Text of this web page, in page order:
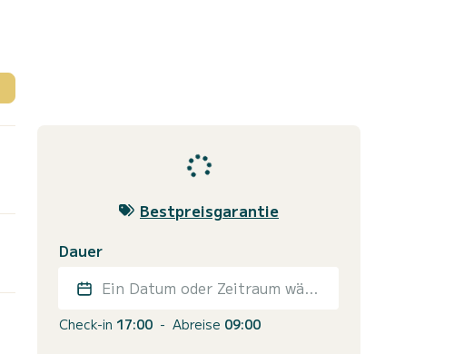
Bestpreisgarantie
Dauer
Ein Datum oder Zeitraum wählen
Check-in 17:00 - Abreise 09:00